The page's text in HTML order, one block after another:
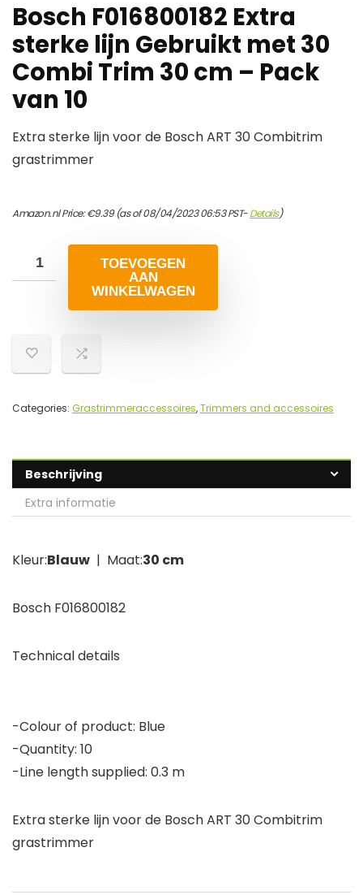
Bosch F016800182 Extra
sterke lijn Gebruikt met 30
Combi Trim 30 cm – Pack
van 10
Extra sterke lijn voor de Bosch ART 30 Combitrim
grastrimmer
Amazon.nl Price:€9.39(as of 08/04/2023 06:53 PST-Details)
TOEVOEGEN
AAN
WINKELWAGEN
Categories: Grastrimmeraccessoires,Trimmers and accessoires
Beschrijving
Extra informatie
Kleur:Blauw | Maat:30 cm
Bosch F016800182
Technical details
-Colour of product: Blue
-Quantity: 10
-Line length supplied: 0.3 m
Extra sterke lijn voor de Bosch ART 30 Combitrim
grastrimmer